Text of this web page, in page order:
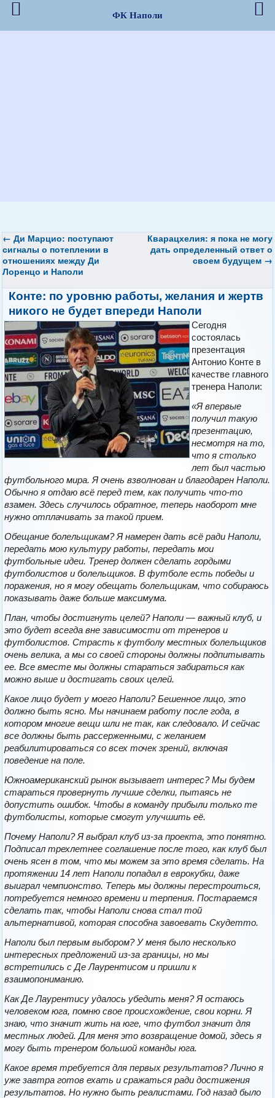
← Ди Марцио: поступают
сигналы о потеплении в
отношениях между Ди
Лоренцо и Наполи
Кварацхелия: я пока не могу
дать определенный ответ о
своем будущем →
Конте: по уровню работы, желания и жертв
никого не будет впереди Наполи
Сегодня
состоялась
презентация
Антонио Конте в
качестве главного
тренера Наполи:
«Я впервые
получил такую
презентацию,
несмотря на то,
что я столько
лет был частью
футбольного мира. Я очень взволнован и благодарен Наполи.
Обычно я отдаю всё перед тем, как получить что-то
взамен. Здесь случилось обратное, теперь наоборот мне
нужно отплачивать за такой прием.
Обещание болельщикам? Я намерен дать всё ради Наполи,
передать мою культуру работы, передать мои
футбольные идеи. Тренер должен сделать гордыми
футболистов и болельщиков. В футболе есть победы и
поражения, но я могу обещать болельщикам, что собираюсь
показывать даже больше максимума.
План, чтобы достигнуть целей? Наполи — важный клуб, и
это будет всегда вне зависимости от тренеров и
футболистов. Страсть к футболу местных болельщиков
очень велика, а мы со своей стороны должны подпитывать
ее. Все вместе мы должны стараться забираться как
можно выше и достигать своих целей.
Какое лицо будет у моего Наполи? Бешенное лицо, это
должно быть ясно. Мы начинаем работу после года, в
котором многие вещи шли не так, как следовало. И сейчас
все должны быть рассерженными, с желанием
реабилитироваться со всех точек зрений, включая
поведение на поле.
Южноамериканский рынок вызывает интерес? Мы будем
стараться провернуть лучшие сделки, пытаясь не
допустить ошибок. Чтобы в команду прибыли только те
футболисты, которые смогут улучшить её.
Почему Наполи? Я выбрал клуб из-за проекта, это понятно.
Подписал трехлетнее соглашение после того, как клуб был
очень ясен в том, что мы можем за это время сделать. На
протяжении 14 лет Наполи попадал в еврокубки, даже
выиграл чемпионство. Теперь мы должны перестроиться,
потребуется немного времени и терпения. Постараемся
сделать так, чтобы Наполи снова стал той
альтернативой, которая способна завоевать Скудетто.
Наполи был первым выбором? У меня было несколько
интересных предложений из-за границы, но мы
встретились с Де Лаурентисом и пришли к
взаимопониманию.
Как Де Лаурентису удалось убедить меня? Я остаюсь
человеком юга, помню свое происхождение, свои корни. Я
знаю, что значит жить на юге, что футбол значит для
местных людей. Для меня это возвращение домой, здесь я
могу быть тренером большой команды юга.
Какое время требуется для первых результатов? Лично я
уже завтра готов ехать и сражаться ради достижения
результатов. Но нужно быть реалистами. Год назад было
ФК Наполи